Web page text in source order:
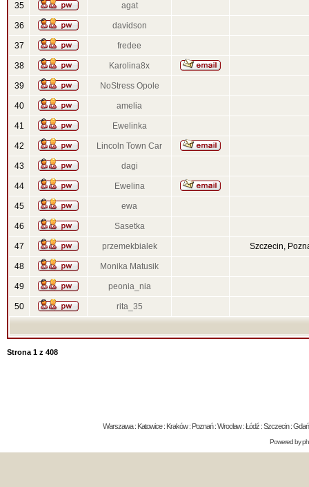
35 agat
36 davidson
37 fredee
38 Karolina8x
39 NoStress Opole
40 amelia
41 Ewelinka
42 Lincoln Town Car
43 dagi
44 Ewelina
45 ewa
46 Sasetka
47 przemekbialek Szczecin,
48 Monika Matusik
49 peonia_nia
50 rita_35
Strona 1 z 408
Warszawa : Katowice : Kraków : Poznań : Wrocław : Łódź : Szczecin :
Powered by